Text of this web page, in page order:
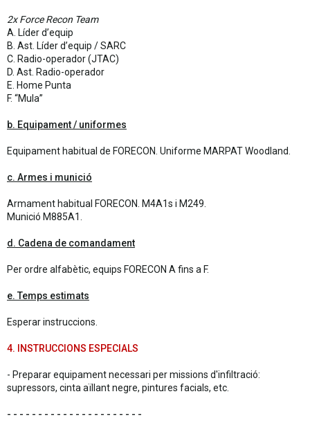
2x Force Recon Team
A. Líder d’equip
B. Ast. Líder d’equip / SARC
C. Radio-operador (JTAC)
D. Ast. Radio-operador
E. Home Punta
F. “Mula”
b. Equipament / uniformes
Equipament habitual de FORECON. Uniforme MARPAT Woodland.
c. Armes i munició
Armament habitual FORECON. M4A1s i M249.
Munició M885A1.
d. Cadena de comandament
Per ordre alfabètic, equips FORECON A fins a F.
e. Temps estimats
Esperar instruccions.
4. INSTRUCCIONS ESPECIALS
- Preparar equipament necessari per missions d'infiltració:
supressors, cinta aïllant negre, pintures facials, etc.
- - - - - - - - - - - - - - - - - - - - - -